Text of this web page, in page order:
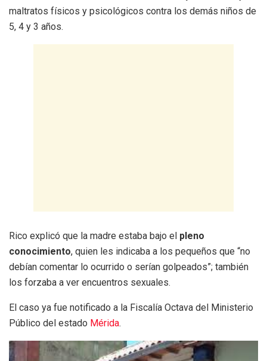
maltratos físicos y psicológicos contra los demás niños de
5, 4 y 3 años.
Rico explicó que la madre estaba bajo el pleno
conocimiento, quien les indicaba a los pequeños que “no
debían comentar lo ocurrido o serían golpeados”; también
los forzaba a ver encuentros sexuales.
El caso ya fue notificado a la Fiscalía Octava del Ministerio
Público del estado Mérida.